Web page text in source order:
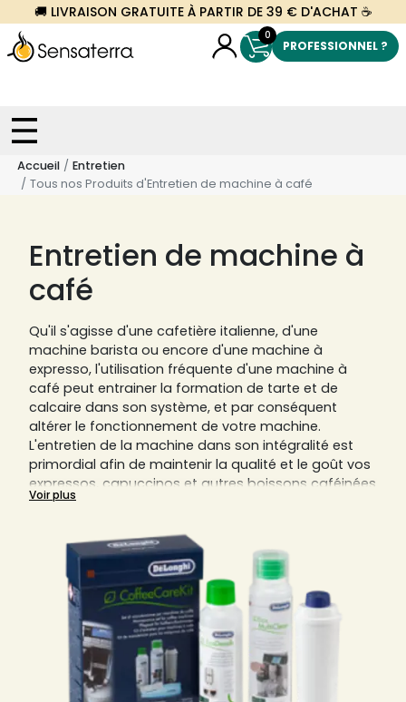
🚚 LIVRAISON GRATUITE À PARTIR DE 39 € D'ACHAT ☕
0
PROFESSIONNEL ?
Accueil
Entretien
Tous nos Produits d'Entretien de machine à café
Entretien de machine à
café
Qu'il s'agisse d'une cafetière italienne, d'une
machine barista ou encore d'une machine à
expresso, l'utilisation fréquente d'une machine à
café peut entrainer la formation de tarte et de
calcaire dans son système, et par conséquent
altérer le fonctionnement de votre machine.
L'entretien de la machine dans son intégralité est
primordial afin de maintenir la qualité et le goût vos
expressos, capuccinos et autres boissons caféinées
maison ainsi que de prolonger la durée de vie de
Voir plus